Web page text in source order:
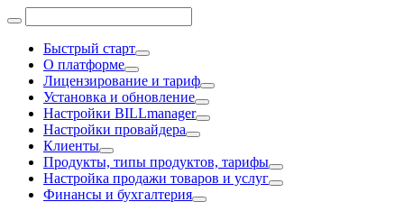
Быстрый старт
О платформе
Лицензирование и тариф
Установка и обновление
Настройки BILLmanager
Настройки провайдера
Клиенты
Продукты, типы продуктов, тарифы
Настройка продажи товаров и услуг
Финансы и бухгалтерия